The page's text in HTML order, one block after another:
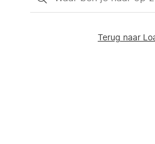
Waar
Terug naar